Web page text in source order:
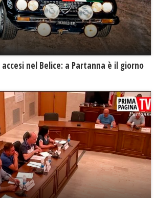
nel Belice: a Partanna è il giorno